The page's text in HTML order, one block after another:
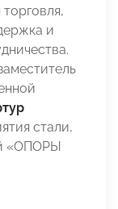
и
стали,
«ОПОРЫ